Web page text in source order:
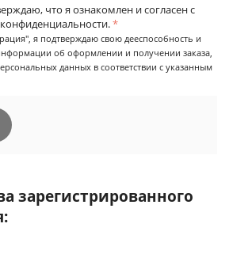
что я ознакомлен и согласен с
я подтверждаю свою дееспособность и
об оформлении и получении заказа,
данных в соответствии с указанным
зарегистрированного